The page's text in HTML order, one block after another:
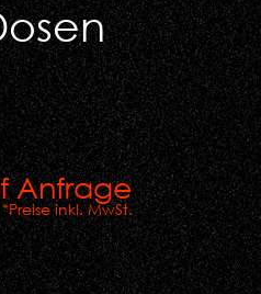
Anfrage
*Preise inkl. MwSt.